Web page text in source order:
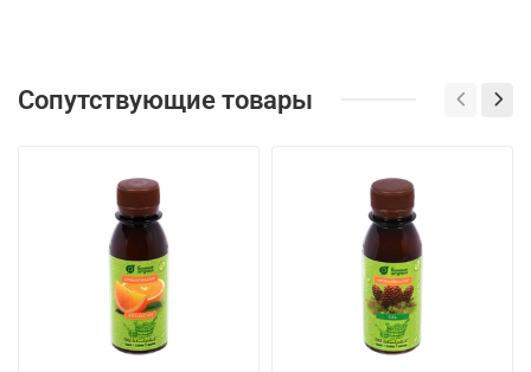
Сопутствующие товары